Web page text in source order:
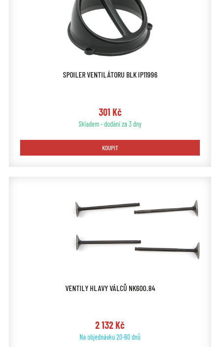
SPOILER VENTILÁTORU BLK IP11996
301 Kč
Skladem - dodání za 3 dny
KOUPIT
VENTILY HLAVY VÁLCŮ NK600.84
2 132 Kč
Na objednávku 20-60 dnů